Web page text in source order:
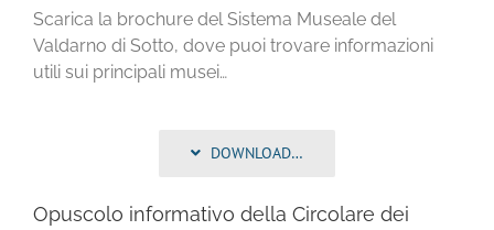
Scarica la brochure del Sistema Museale del
Valdarno di Sotto, dove puoi trovare informazioni
utili sui principali musei…
DOWNLOAD…
Opuscolo informativo della Circolare dei